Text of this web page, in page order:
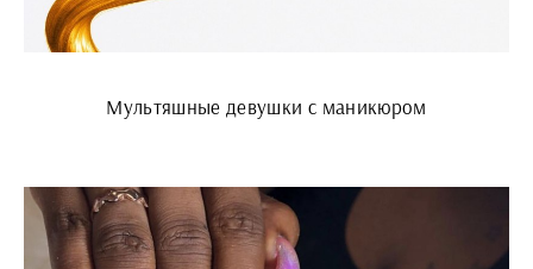
Мультяшные девушки с маникюром